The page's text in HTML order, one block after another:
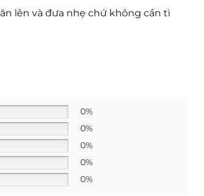
lên và đưa nhẹ chứ không cần tì
0%
0%
0%
0%
0%